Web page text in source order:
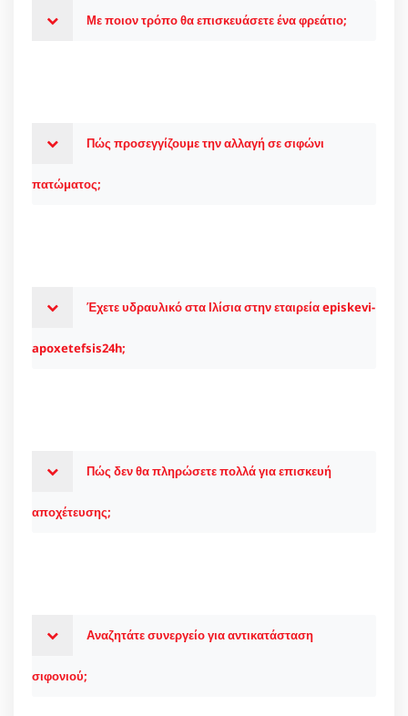
Με ποιον τρόπο θα επισκευάσετε ένα φρεάτιο;
Πώς προσεγγίζουμε την αλλαγή σε σιφώνι
πατώματος;
Έχετε υδραυλικό στα Ιλίσια στην εταιρεία episkevi-
apoxetefsis24h;
Πώς δεν θα πληρώσετε πολλά για επισκευή
αποχέτευσης;
Αναζητάτε συνεργείο για αντικατάσταση
σιφονιού;